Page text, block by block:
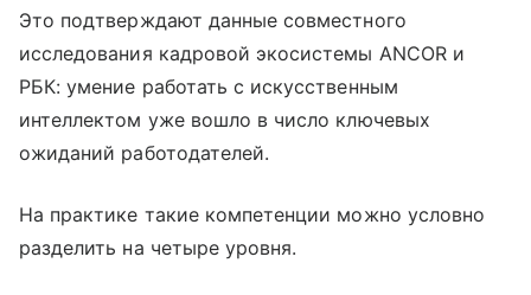
Это подтверждают данные совместного
исследования кадровой экосистемы ANCOR и
РБК: умение работать с искусственным
интеллектом уже вошло в число ключевых
ожиданий работодателей.
На практике такие компетенции можно условно
разделить на четыре уровня.